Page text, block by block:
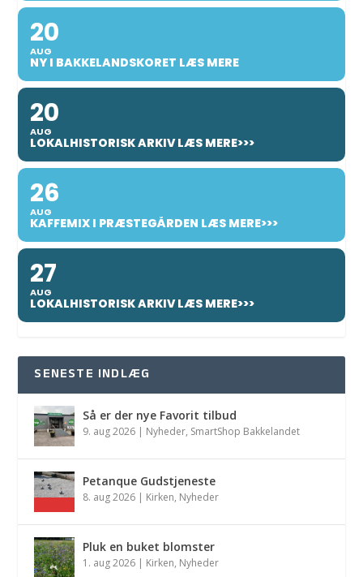
20
AUG
NY I BAKKELANDSKORET LÆS MERE
20
AUG
LOKALHISTORISK ARKIV LÆS MERE>>>
26
AUG
KAFFEMIX I PRÆSTEGÅRDEN LÆS MERE>>>
27
AUG
LOKALHISTORISK ARKIV LÆS MERE>>>
SENESTE INDLÆG
Så er der nye Favorit tilbud
9. aug 2026 | Nyheder, SmartShop Bakkelandet
Petanque Gudstjeneste
8. aug 2026 | Kirken, Nyheder
Pluk en buket blomster
1. aug 2026 | Kirken, Nyheder